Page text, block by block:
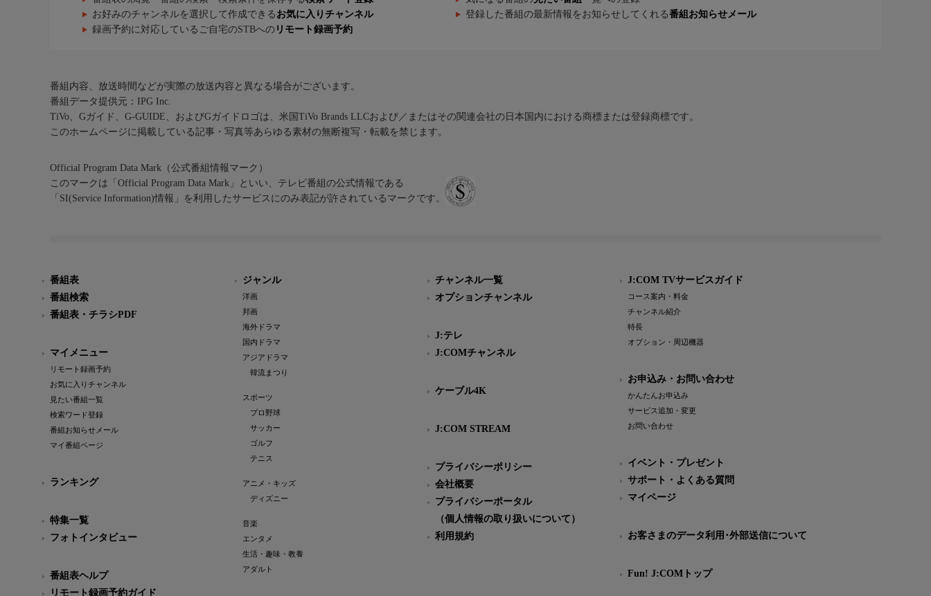
お好みのチャンネルを選択して作成できる お気に入りチャンネル 登録した番組の最新情報をお知らせしてくれる番組お知らせメール
録画予約に対応しているご自宅のSTBへの リモート録画予約
番組内容、放送時間などが実際の放送内容と異なる場合がございます。
番組データ提供元：IPG Inc.
TiVo、Gガイド、G-GUIDE、およびGガイドロゴは、米国TiVo Brands LLCおよび／またはその関連会社の日本国内における商標または登録商標です。
このホームページに掲載している記事・写真等あらゆる素材の無断複写・転載を禁じます。
Official Program Data Mark（公式番組情報マーク）
このマークは「Official Program Data Mark」といい、テレビ番組の公式情報である
「SI(Service Information)情報」を利用したサービスにのみ表記が許されているマークです。
番組表
番組検索
番組表・チラシPDF
マイメニュー
リモート録画予約
お気に入りチャンネル
見たい番組一覧
検索ワード登録
番組お知らせメール
マイ番組ページ
ランキング
特集一覧
フォトインタビュー
番組表ヘルプ
リモート録画予約ガイド
ジャンル
洋画
邦画
海外ドラマ
国内ドラマ
アジアドラマ
韓流まつり
スポーツ
プロ野球
サッカー
ゴルフ
テニス
アニメ・キッズ
ディズニー
音楽
エンタメ
生活・趣味・教養
アダルト
チャンネル一覧
オプションチャンネル
J:テレ
J:COMチャンネル
ケーブル4K
J:COM STREAM
プライバシーポリシー
会社概要
プライバシーポータル
（個人情報の取り扱いについて）
利用規約
J:COM TVサービスガイド
コース案内・料金
チャンネル紹介
特長
オプション・周辺機器
お申込み・お問い合わせ
かんたんお申込み
サービス追加・変更
お問い合わせ
イベント・プレゼント
サポート・よくある質問
マイページ
お客さまのデータ利用･外部送信について
Fun! J:COMトップ